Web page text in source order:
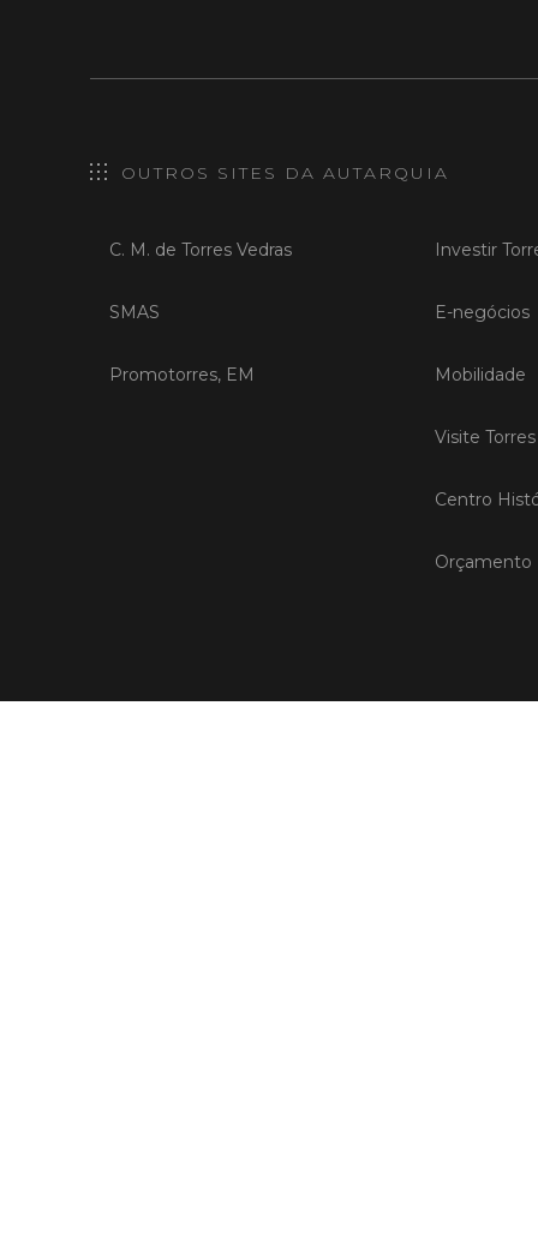
OUTROS SITES DA AUTARQUIA
C. M. de Torres Vedras
SMAS
Promotorres, EM
Investir
E-negócios
Mobilidade
Visite
Centro
Orçamento